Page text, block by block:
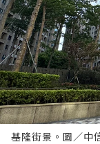
基隆街景。圖／中